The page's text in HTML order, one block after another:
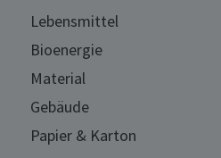
Lebensmittel
Bioenergie
Material
Gebäude
Papier & Karton